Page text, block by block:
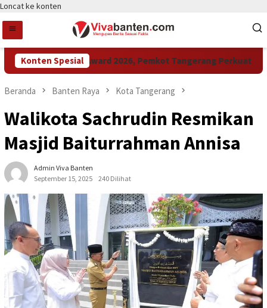
Loncat ke konten
Konten Spesial
Raih LPM Award 2026, Pemkot Tangerang Perkuat
Beranda Banten Raya Kota Tangerang
Walikota Sachrudin Resmikan
Masjid Baiturrahman Annisa
Admin Viva Banten
September 15, 2025
240 Dilihat